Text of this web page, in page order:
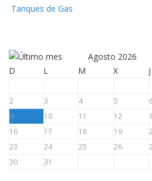
Tanques de Gas
Agosto 2026
D
L M X J
2
3 4 5
9
10 11 12
16
17 18 19
23
24 25 26
30
31